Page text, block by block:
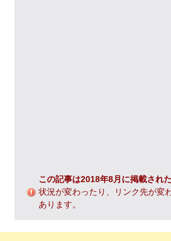
この記事は2018年8月に掲載された
状況が変わったり、リンク先が変
あります。